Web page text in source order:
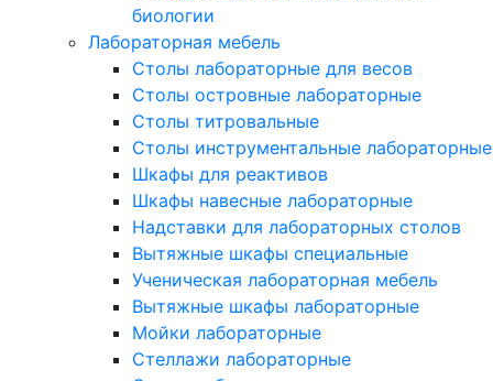
биологии
Лабораторная мебель
Столы лабораторные для весов
Столы островные лабораторные
Столы титровальные
Столы инструментальные лабораторные
Шкафы для реактивов
Шкафы навесные лабораторные
Надставки для лабораторных столов
Вытяжные шкафы специальные
Ученическая лабораторная мебель
Вытяжные шкафы лабораторные
Мойки лабораторные
Стеллажи лабораторные